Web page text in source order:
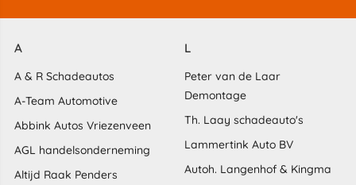
A
A & R Schadeautos
A-Team Automotive
Abbink Autos Vriezenveen
AGL handelsonderneming
Altijd Raak Penders
L
Peter van de Laar
Demontage
Th. Laay schadeauto's
Lammertink Auto BV
Autoh. Langenhof & Kingma